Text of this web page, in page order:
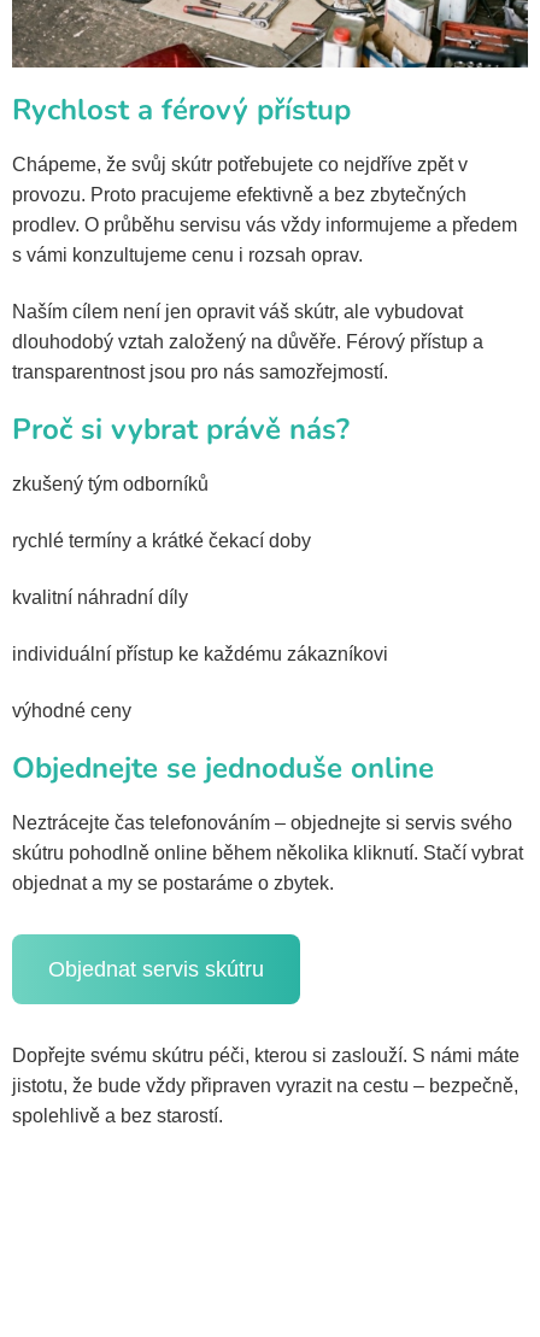
Rychlost a férový přístup
Chápeme, že svůj skútr potřebujete co nejdříve zpět v
provozu. Proto pracujeme efektivně a bez zbytečných
prodlev. O průběhu servisu vás vždy informujeme a předem
s vámi konzultujeme cenu i rozsah oprav.
Naším cílem není jen opravit váš skútr, ale vybudovat
dlouhodobý vztah založený na důvěře. Férový přístup a
transparentnost jsou pro nás samozřejmostí.
Proč si vybrat právě nás?
zkušený tým odborníků
rychlé termíny a krátké čekací doby
kvalitní náhradní díly
individuální přístup ke každému zákazníkovi
výhodné ceny
Objednejte se jednoduše online
Neztrácejte čas telefonováním – objednejte si servis svého
skútru pohodlně online během několika kliknutí. Stačí vybrat
objednat a my se postaráme o zbytek.
Objednat servis skútru
Dopřejte svému skútru péči, kterou si zaslouží. S námi máte
jistotu, že bude vždy připraven vyrazit na cestu – bezpečně,
spolehlivě a bez starostí.